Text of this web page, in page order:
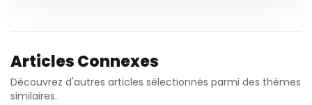
Articles Connexes
Découvrez d'autres articles sélectionnés parmi des thèmes
similaires.